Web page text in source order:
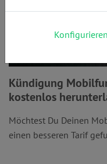
Kündigung
kostenlos
Möchtest Du Deinen
einen besseren Tarif
Konfigurieren